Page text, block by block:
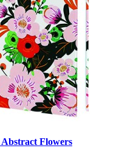
Flowers